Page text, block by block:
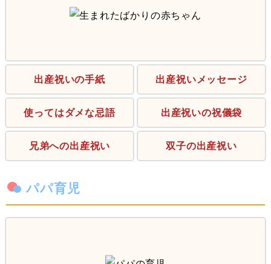
出産祝いの手紙 出産祝いメッセージ
使ってはダメな忌語 出産祝いの祝儀袋
兄弟への出産祝い 双子の出産祝い
パパ育児